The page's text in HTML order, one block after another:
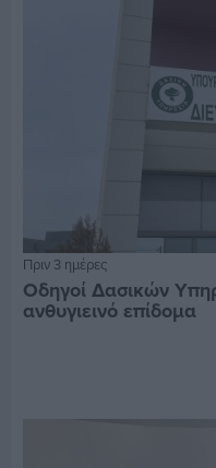
Πριν 3 ημέρες
Οδηγοί Δασικών
ανθυγιεινό επίδομα